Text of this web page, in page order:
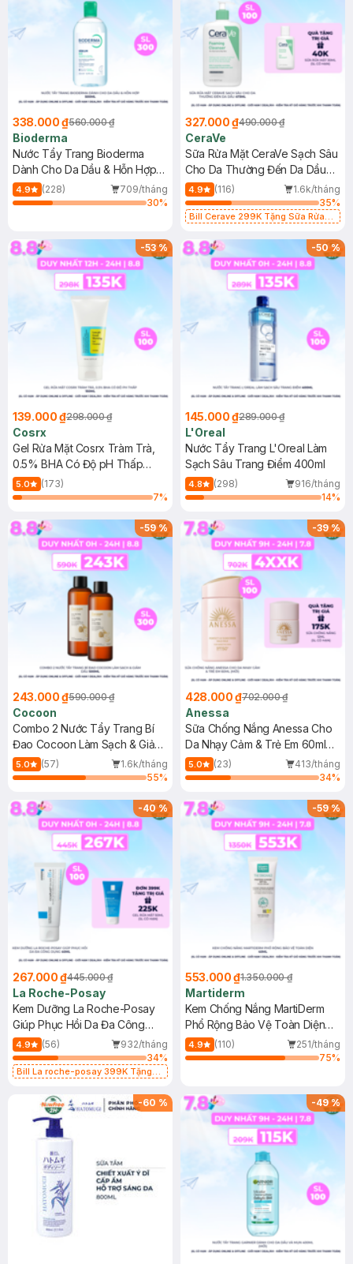
338.000 ₫560.000 ₫
Bioderma
Nước Tẩy Trang Bioderma
Dành Cho Da Dầu & Hỗn Hợp
500ml
4.9 (228)
709/tháng
30%
327.000 ₫490.000 ₫
CeraVe
Sữa Rửa Mặt CeraVe Sạch Sâu
Cho Da Thường Đến Da Dầu
473ml
4.9 (116)
1.6k/tháng
35%
Bill Cerave 299K Tặng Sữa Rửa
-53%
139.000 ₫298.000 ₫
Cosrx
Gel Rửa Mặt Cosrx Tràm Trà,
0.5% BHA Có Độ pH Thấp
150ml
5.0
(173)
7%
-50%
145.000 ₫289.000 ₫
L'Oreal
Nước Tẩy Trang L'Oreal Làm
Sạch Sâu Trang Điểm 400ml
4.8 (298)
916/tháng
14%
-59%
243.000 ₫590.000 ₫
Cocoon
Combo 2 Nước Tẩy Trang Bí
Đao Cocoon Làm Sạch & Giảm
Dầu 500ml
5.0 (57)
1.6k/tháng
55%
-39%
428.000 ₫702.000 ₫
Anessa
Sữa Chống Nắng Anessa Cho
Da Nhạy Cảm & Trẻ Em 60ml
(Mới)
5.0 (23)
413/tháng
34%
-40%
267.000 ₫445.000 ₫
La Roche-Posay
Kem Dưỡng La Roche-Posay
Giúp Phục Hồi Da Đa Công
Dụng 40ml
4.9 (56)
932/tháng
34%
Bill La roche-posay 399K Tặng
(SL có hạn)
-59%
553.000 ₫1.350.000 ₫
Martiderm
Kem Chống Nắng MartiDerm
Phổ Rộng Bảo Vệ Toàn Diện
40ml
4.9 (110)
251/tháng
75%
-60 % -49%